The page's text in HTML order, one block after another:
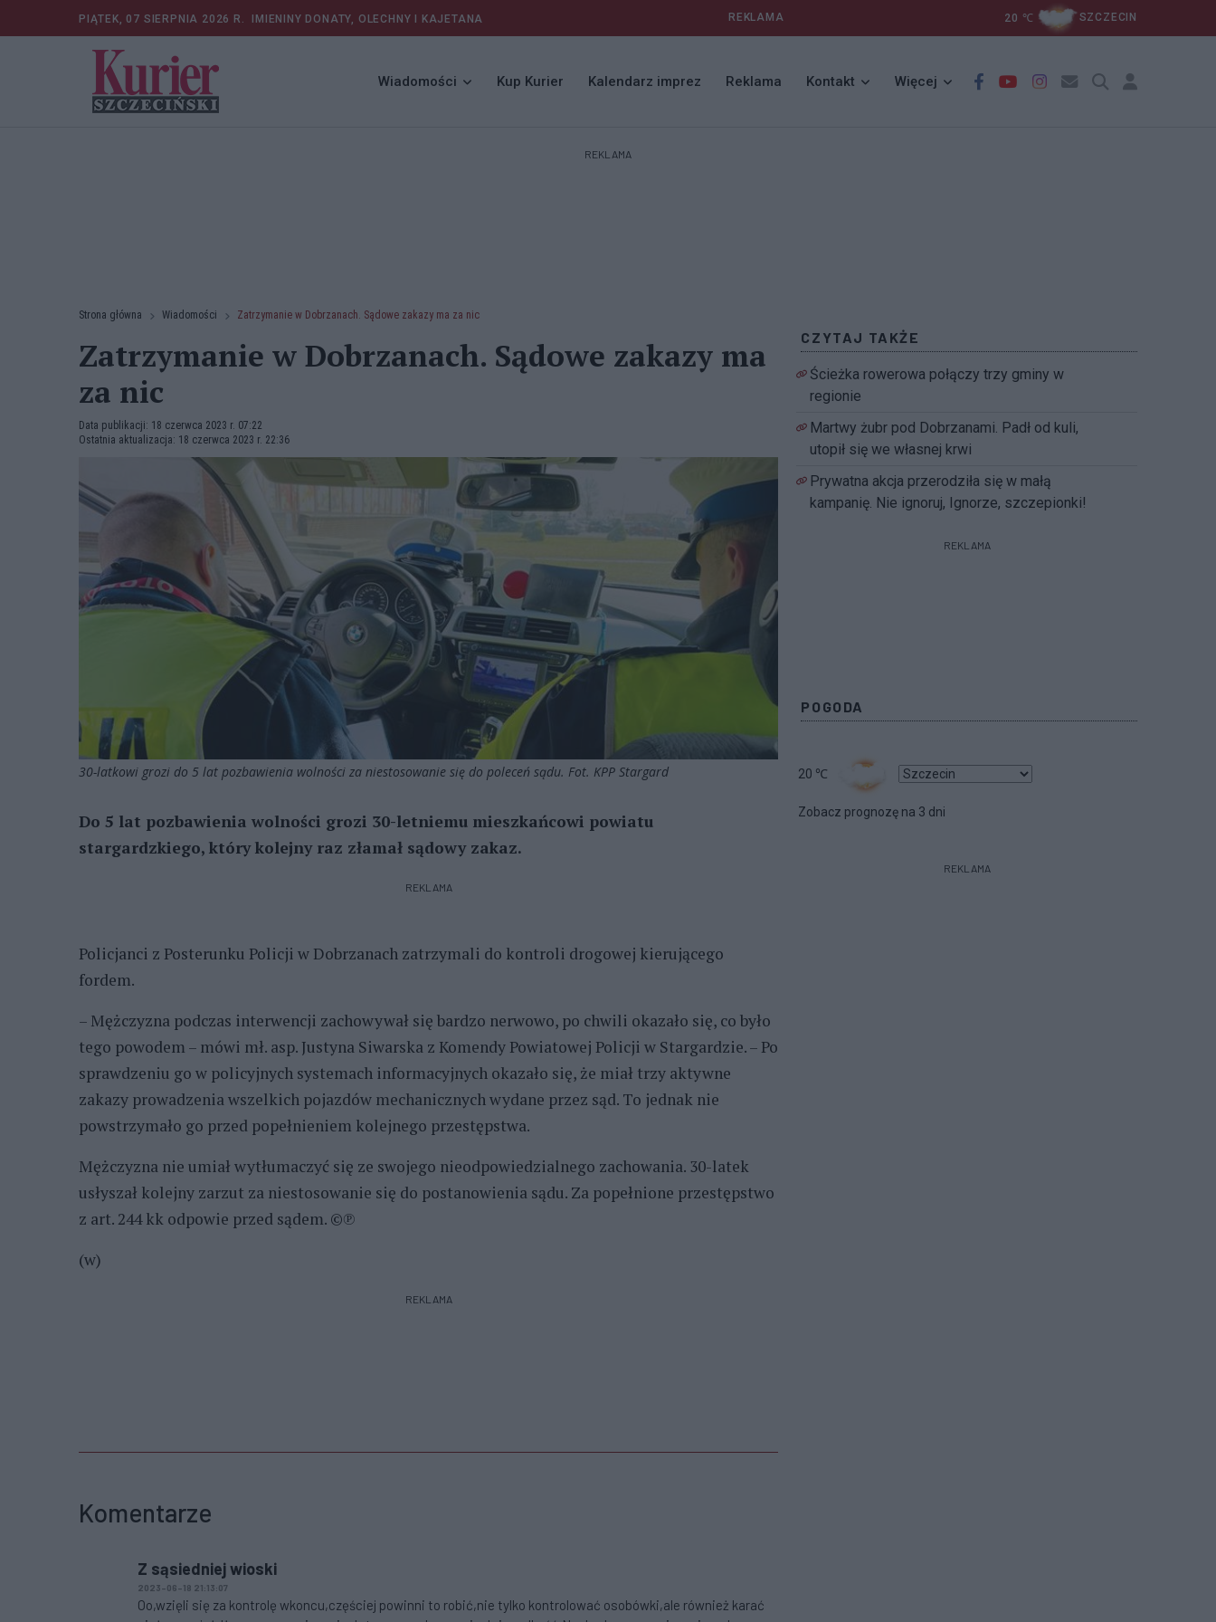
PIĄTEK, 07 SIERPNIA 2026 R. IMIENINY DONATY, OLECHNY I KAJETANA REKLAMA 20 ℃ SZCZECIN
Wiadomości Kup Kurier Kalendarz imprez Reklama Kontakt Więcej
REKLAMA
Strona główna Wiadomości Zatrzymanie w Dobrzanach. Sądowe zakazy ma za nic
Zatrzymanie w Dobrzanach. Sądowe zakazy ma
za nic
Data publikacji: 18 czerwca 2023 r. 07:22
Ostatnia aktualizacja: 18 czerwca 2023 r. 22:36
30-latkowi grozi do 5 lat pozbawienia wolności za niestosowanie się do poleceń sądu. Fot. KPP Stargard
Do 5 lat pozbawienia wolności grozi 30-letniemu mieszkańcowi powiatu
stargardzkiego, który kolejny raz złamał sądowy zakaz.
REKLAMA
Policjanci z Posterunku Policji w Dobrzanach zatrzymali do kontroli drogowej kierującego
fordem.
– Mężczyzna podczas interwencji zachowywał się bardzo nerwowo, po chwili okazało się, co było
tego powodem – mówi mł. asp. Justyna Siwarska z Komendy Powiatowej Policji w Stargardzie. – Po
sprawdzeniu go w policyjnych systemach informacyjnych okazało się, że miał trzy aktywne
zakazy prowadzenia wszelkich pojazdów mechanicznych wydane przez sąd. To jednak nie
powstrzymało go przed popełnieniem kolejnego przestępstwa.
Mężczyzna nie umiał wytłumaczyć się ze swojego nieodpowiedzialnego zachowania. 30-latek
usłyszał kolejny zarzut za niestosowanie się do postanowienia sądu. Za popełnione przestępstwo
z art. 244 kk odpowie przed sądem. ©℗
(w)
REKLAMA
Komentarze
Z sąsiedniej wioski
2023-06-18 21:13:07
Oo,wzięli się za kontrolę wkoncu,częściej powinni to robić,nie tylko kontrolować osobówki,ale również karać
CZYTAJ TAKŻE
Ścieżka rowerowa połączy trzy gminy w
regionie
Martwy żubr pod Dobrzanami. Padł od kuli,
utopił się we własnej krwi
Prywatna akcja przerodziła się w małą
kampanię. Nie ignoruj, Ignorze, szczepionki!
REKLAMA
POGODA
20 ℃
Zobacz prognozę na 3 dni
REKLAMA